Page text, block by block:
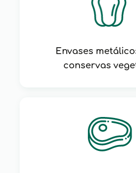
Envases
conservas